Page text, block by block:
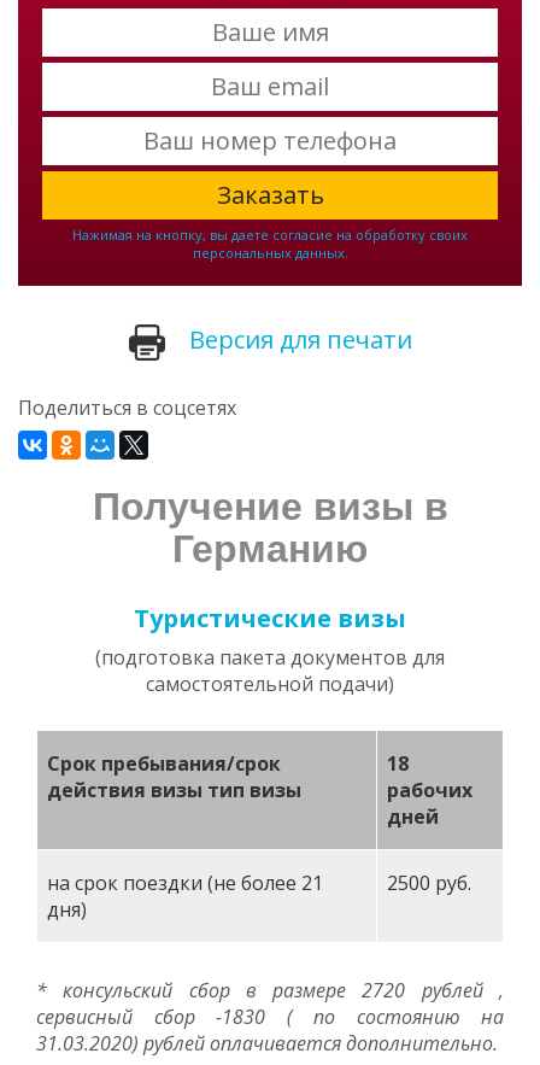
Нажимая на кнопку, вы даете согласие на обработку своих
персональных данных.
Версия для печати
Поделиться в соцсетях
Получение визы в
Германию
Туристические визы
(подготовка пакета документов для
самостоятельной подачи)
Срок пребывания/срок
действия визы тип визы
18
рабочих
дней
на срок поездки (не более 21
дня)
2500 руб.
* консульский сбор в размере 2720 рублей ,
сервисный сбор -1830 ( по состоянию на
31.03.2020) рублей оплачивается дополнительно.